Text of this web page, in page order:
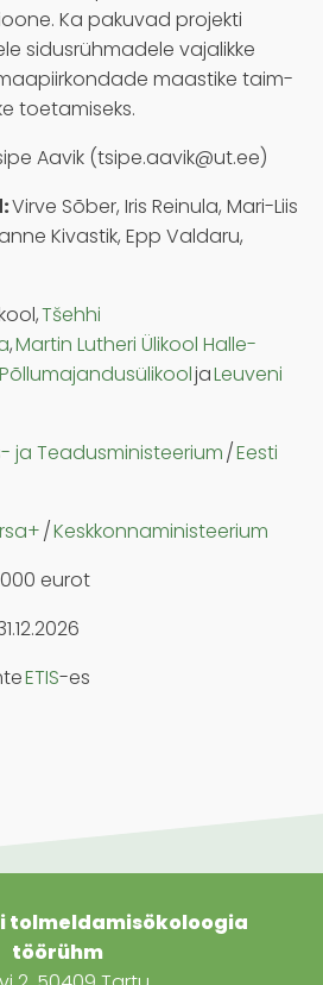
Ka pakuvad projekti
sidusrühmadele vajalikke
maastike taim-
toetamiseks.
Aavik (tsipe.aavik@ut.ee)
Virve Sõber, Iris Reinula, Mari-Liis
Kivastik, Epp Valdaru,
Tšehhi
,Martin Lutheri Ülikool Halle-
jaLeuveni
ja Teadusministeerium/Eesti
/Keskkonnaministeerium
000 eurot
ETIS-es
tolmeldamisökoloogia
töörühm